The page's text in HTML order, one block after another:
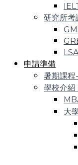
研究所考
申請準備
暑期課程
學校介紹
大